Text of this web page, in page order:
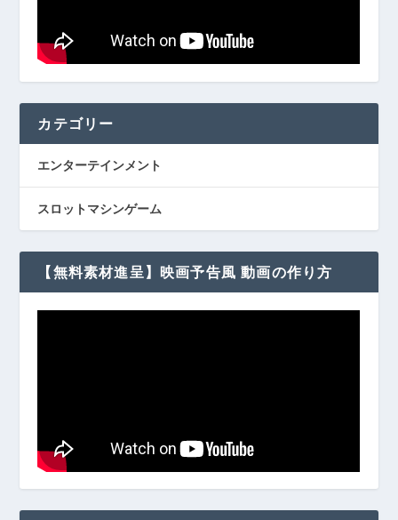
カテゴリー
エンターテインメント
スロットマシンゲーム
【無料素材進呈】映画予告風 動画の作り方